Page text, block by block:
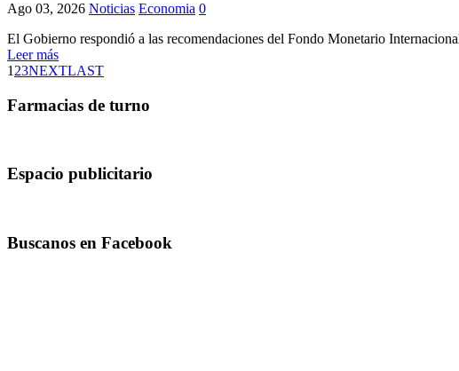
Ago 03, 2026 Noticias Economia 0
El Gobierno respondió a las recomendaciones del Fondo Monetario
Leer más
1 23NEXTLAST
Farmacias de turno
Espacio publicitario
Buscanos en Facebook